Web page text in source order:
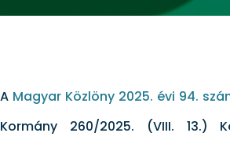
A Magyar Közlöny 2025. évi 94.
Kormány 260/2025. (VIII. 13.)